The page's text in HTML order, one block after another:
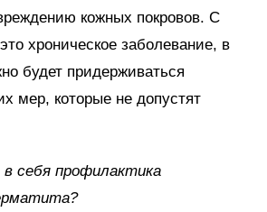
кожных покровов. С
хроническое заболевание, в
будет придерживаться
мер, которые не допустят
себя профилактика